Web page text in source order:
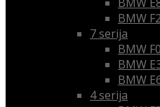
BMW
7 serija
BMW
BMW
BMW
4 serija